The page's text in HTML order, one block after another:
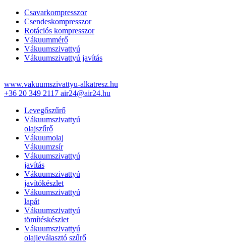
Csavarkompresszor
Csendeskompresszor
Rotációs kompresszor
Vákuummérő
Vákuumszivattyú
Vákuumszivattyú javítás
www.vakuumszivattyu-alkatresz.hu
+36 20 349 2117 air24@air24.hu
Levegőszűrő
Vákuumszivattyú
olajszűrő
Vákuumolaj
Vákuumzsír
Vákuumszivattyú
javítás
Vákuumszivattyú
javítókészlet
Vákuumszivattyú
lapát
Vákuumszivattyú
tömítéskészlet
Vákuumszivattyú
olajleválasztó szűrő